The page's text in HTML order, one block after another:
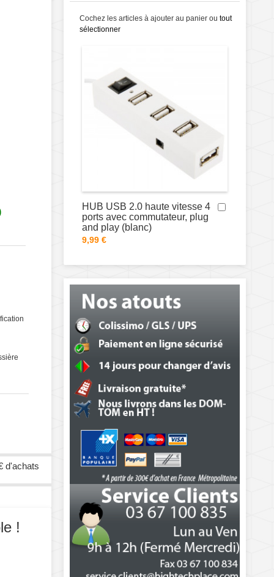
d'achats
!
Cochez les articles à ajouter au panier ou tout
sélectionner
HUB USB 2.0 haute vitesse 4
ports avec commutateur, plug
and play (blanc)
9,99 €